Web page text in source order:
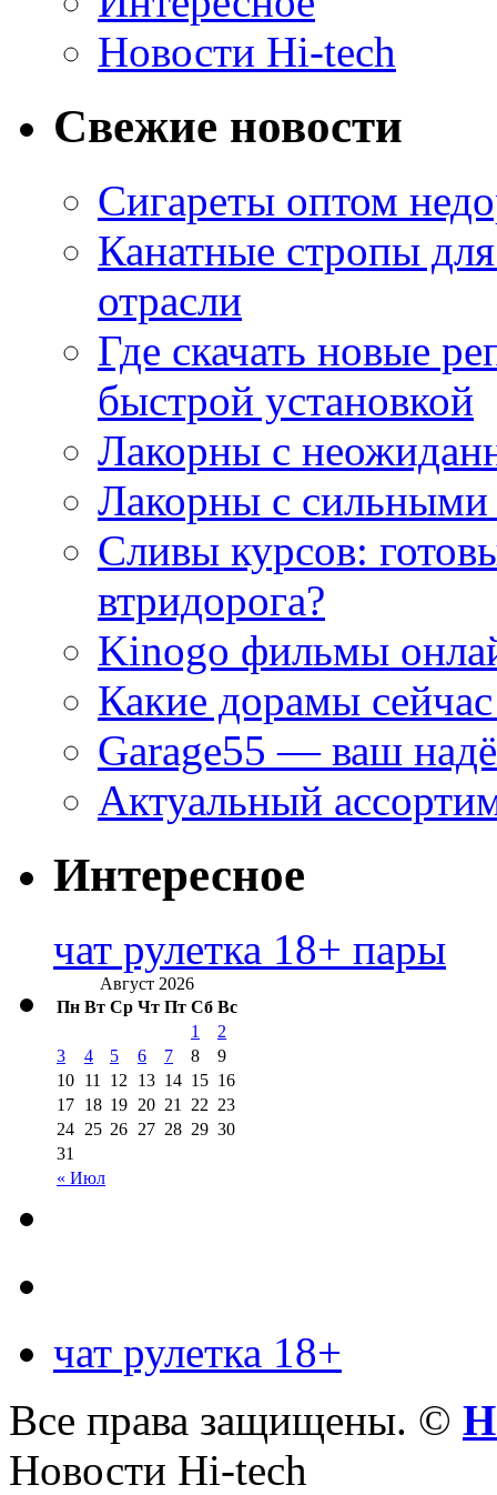
Новости Hi-tech
Свежие новости
Сигареты оптом
Канатные стропы
отрасли
Где скачать новые
быстрой установкой
Лакорны с
Лакорны с сильными
Сливы курсов:
втридорога?
Kinogo фильмы
Какие дорамы
Garage55 — ваш
Актуальный
Интересное
чат рулетка 18+ пары
Август 2026
Пн Вт Ср Чт Пт Сб Вс
« Июл
1
2
3
4 5 6 7 8
9
10 11 12 13 14 15 16
17 18 19 20 21 22 23
24 25 26 27 28 29 30
31
чат рулетка 18+
Все права защищены. ©
Новости Hi-tech